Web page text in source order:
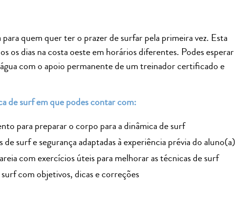
para quem quer ter o prazer de surfar pela primeira vez. Esta
os dias na costa oeste em horários diferentes. Podes esperar
com o apoio permanente de um treinador certificado e
de surf em que podes contar com:
para preparar o corpo para a dinâmica de surf
de surf e segurança adaptadas à experiência prévia do aluno(a)
com exercícios úteis para melhorar as técnicas de surf
surf com objetivos, dicas e correções